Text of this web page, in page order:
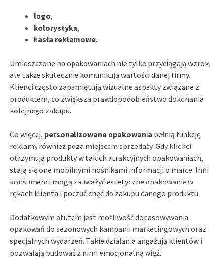
logo,
kolorystyka,
hasła reklamowe.
Umieszczone na opakowaniach nie tylko przyciągają wzrok,
ale także skutecznie komunikują wartości danej firmy.
Klienci często zapamiętują wizualne aspekty związane z
produktem, co zwiększa prawdopodobieństwo dokonania
kolejnego zakupu.
Co więcej, personalizowane opakowania pełnią funkcję
reklamy również poza miejscem sprzedaży. Gdy klienci
otrzymują produkty w takich atrakcyjnych opakowaniach,
stają się one mobilnymi nośnikami informacji o marce. Inni
konsumenci mogą zauważyć estetyczne opakowanie w
rękach klienta i poczuć chęć do zakupu danego produktu.
Dodatkowym atutem jest możliwość dopasowywania
opakowań do sezonowych kampanii marketingowych oraz
specjalnych wydarzeń. Takie działania angażują klientów i
pozwalają budować z nimi emocjonalną więź.